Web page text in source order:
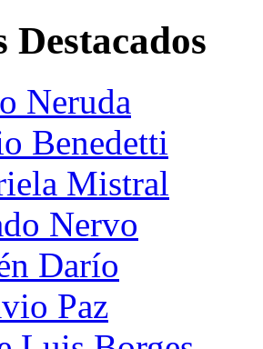
Destacados
Neruda
Benedetti
Mistral
Nervo
Darío
Paz